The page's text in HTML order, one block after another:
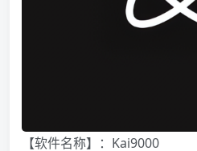
【软件名称】：Kai9000